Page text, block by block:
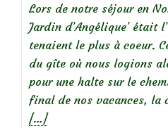
Volière’)
Lors de notre séjour en
Jardin d’Angélique’ était
tenaient le plus à coeur.
du gîte où nous logions
pour une halte sur le
final de nos vacances, la
[…]